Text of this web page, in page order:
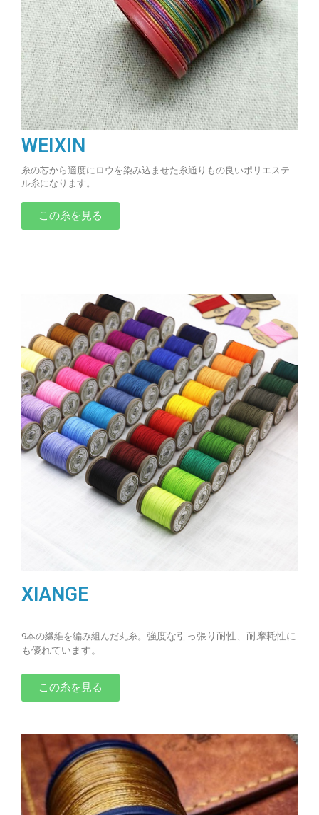
WEIXIN
糸の芯から適度にロウを染み込ませた糸通りもの良いポリエステ
ル糸になります。
この糸を見る
XIANGE
9本の繊維を編み組んだ丸糸。 強度な引っ張り耐性、耐摩耗性に
も優れています。
この糸を見る